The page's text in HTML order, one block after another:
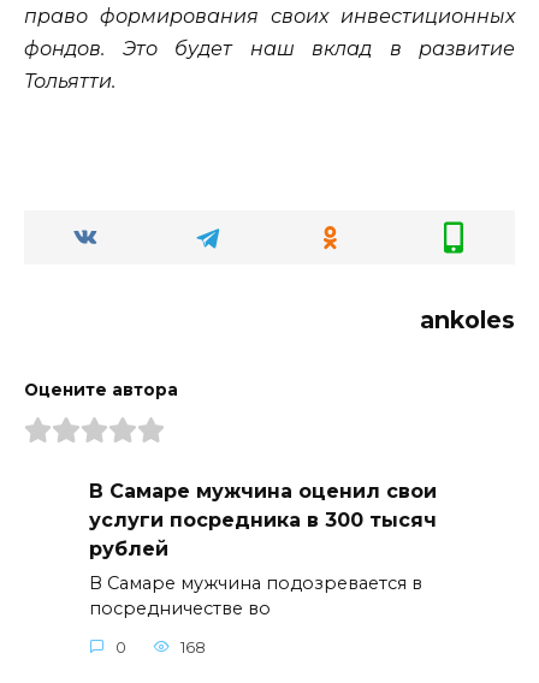
право формирования своих инвестиционных
фондов. Это будет наш вклад в развитие
Тольятти.
ankoles
Оцените автора
В Самаре мужчина оценил свои
услуги посредника в 300 тысяч
рублей
В Самаре мужчина подозревается в
посредничестве во
0 168